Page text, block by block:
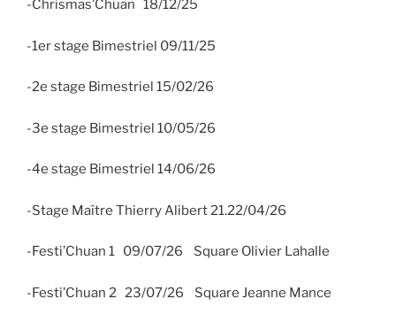
-Chrismas’Chuan 18/12/25
-1er stage Bimestriel 09/11/25
-2e stage Bimestriel 15/02/26
-3e stage Bimestriel 10/05/26
-4e stage Bimestriel 14/06/26
-Stage Maître Thierry Alibert 21.22/04/26
-Festi’Chuan 1 09/07/26 Square Olivier Lahalle
-Festi’Chuan 2 23/07/26 Square Jeanne Mance